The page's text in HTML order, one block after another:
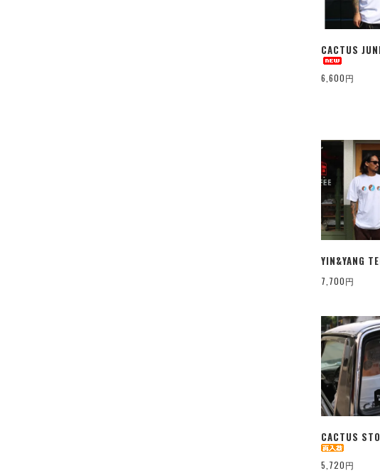
CACTUS
6,600円
YIN&YANG
7,700円
CACTUS
5,720円